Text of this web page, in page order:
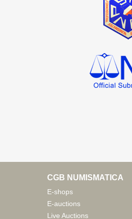
CGB NUMISMATICA
E-shops
E-auctions
Live Auctions